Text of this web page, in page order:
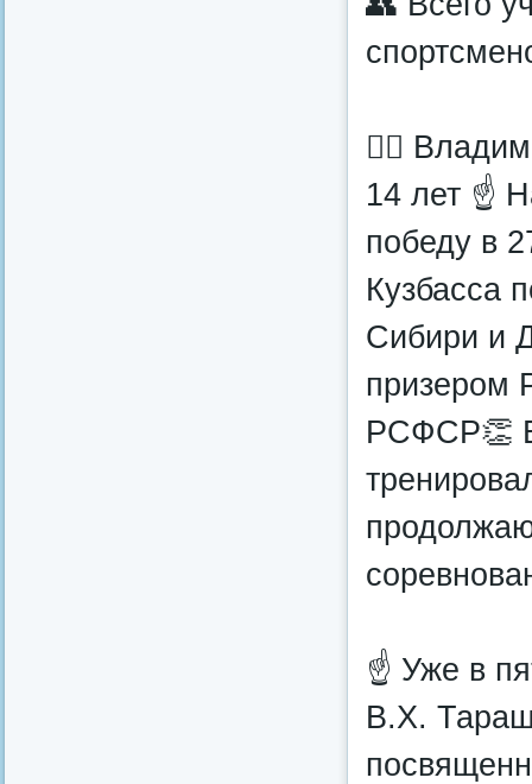
🤼‍♂️
14 лет ☝
победу в
Кузбасса
Сибири и
призером
РСФСР👏
☝ Уже в
В.Х.